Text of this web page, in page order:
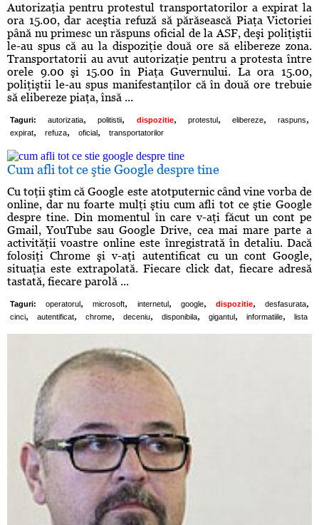
Autorizaţia pentru protestul transportatorilor a expirat la
ora 15.00, dar aceştia refuză să părăsească Piaţa Victoriei
până nu primesc un răspuns oficial de la ASF, deşi poliţiştii
le-au spus că au la dispoziţie două ore să elibereze zona.
Transportatorii au avut autorizaţie pentru a protesta între
orele 9.00 şi 15.00 în Piaţa Guvernului. La ora 15.00,
poliţiştii le-au spus manifestanţilor că în două ore trebuie
să elibereze piaţa, însă ...
Taguri: autorizatia, politistii, dispozitie, protestul, elibereze, raspuns,
expirat, refuza, oficial , transportatorilor
Cum afli tot ce ştie Google despre tine
Cu toţii ştim că Google este atotputernic când vine vorba de
online, dar nu foarte mulţi ştiu cum afli tot ce ştie Google
despre tine. Din momentul în care v-aţi făcut un cont pe
Gmail, YouTube sau Google Drive, cea mai mare parte a
activităţii voastre online este înregistrată în detaliu. Dacă
folosiţi Chrome şi v-aţi autentificat cu un cont Google,
situaţia este extrapolată. Fiecare click dat, fiecare adresă
tastată, fiecare parolă ...
Taguri: operatorul , microsoft, internetul, google, dispozitie, desfasurata,
cinci, autentificat, chrome, deceniu, disponibila, gigantul , informatiile, lista